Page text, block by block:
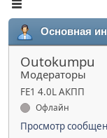
Основная
Outokumpu
Модераторы
FE1 4.0L АКПП
Офлайн
Просмотр